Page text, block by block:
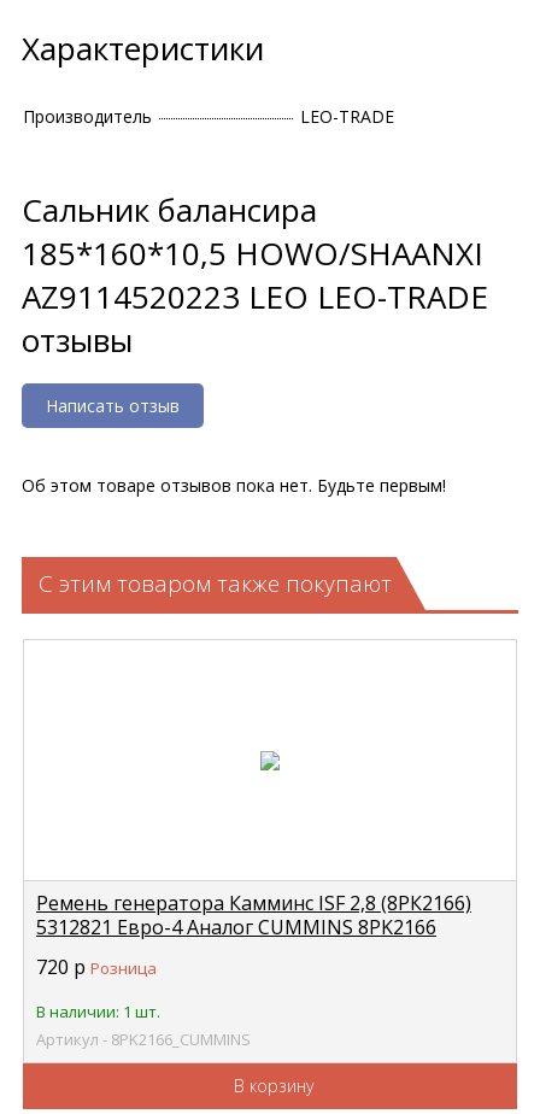
Характеристики
Производитель LEO-TRADE
Сальник балансира
185*160*10,5 HOWO/SHAANXI
AZ9114520223 LEO LEO-TRADE
отзывы
Написать отзыв
Об этом товаре отзывов пока нет. Будьте первым!
С этим товаром также покупают
Ремень генератора Камминс ISF 2,8 (8РК2166)
5312821 Евро-4 Аналог CUMMINS 8PK2166
720 р Розница
В наличии: 1 шт.
Артикул - 8PK2166_CUMMINS
В корзину